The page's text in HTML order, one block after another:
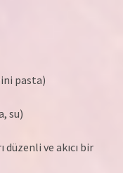
pasta)
su)
ve akıcı bir